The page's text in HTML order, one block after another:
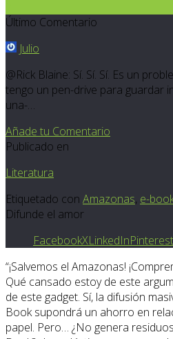
Último Comentario
Julio
@Rick Blaine: Sí. Sí. Sí. Es un
tengo un pen-drive para guardar
una-…
Añade tu Comentario
Publicado en
Literatura
Etiquetado con Amazonas, e-
Difunde el amor
FacebookXLinkedInPinterest
“¡Salvemos el Amazonas!
Qué cansado estoy de este
de este gadget. Sí, la difusión
Book supondrá un ahorro en
papel. Pero… ¿No genera